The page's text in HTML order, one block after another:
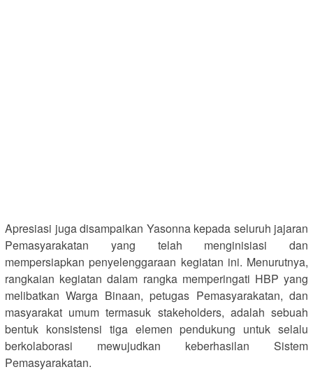
Apresiasi juga disampaikan Yasonna kepada seluruh jajaran
Pemasyarakatan yang telah menginisiasi dan
mempersiapkan penyelenggaraan kegiatan ini. Menurutnya,
rangkaian kegiatan dalam rangka memperingati HBP yang
melibatkan Warga Binaan, petugas Pemasyarakatan, dan
masyarakat umum termasuk stakeholders, adalah sebuah
bentuk konsistensi tiga elemen pendukung untuk selalu
berkolaborasi mewujudkan keberhasilan Sistem
Pemasyarakatan.